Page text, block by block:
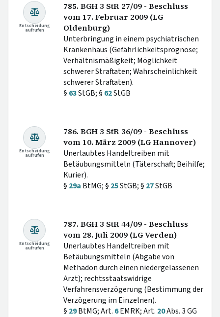
Entscheidung
aufrufen
785. BGH 3 StR 27/09 - Beschluss
vom 17. Februar 2009 (LG
Oldenburg)
Unterbringung in einem psychiatrischen
Krankenhaus (Gefährlichkeitsprognose;
Verhältnismäßigkeit; Möglichkeit
schwerer Straftaten; Wahrscheinlichkeit
schwerer Straftaten).
§ 63StGB; § 62StGB
Entscheidung
aufrufen
786. BGH 3 StR 36/09 - Beschluss
vom 10. März 2009 (LG Hannover)
Unerlaubtes Handeltreiben mit
Betäubungsmitteln (Täterschaft; Beihilfe;
Kurier).
§ 29a BtMG; § 25StGB; § 27StGB
Entscheidung
aufrufen
787. BGH 3 StR 44/09 - Beschluss
vom 28. Juli 2009 (LG Verden)
Unerlaubtes Handeltreiben mit
Betäubungsmitteln (Abgabe von
Methadon durch einen niedergelassenen
Arzt); rechtsstaatswidrige
Verfahrensverzögerung (Bestimmung der
Verzögerung im Einzelnen).
§ 29BtMG; Art. 6EMRK; Art. 20Abs. 3 GG